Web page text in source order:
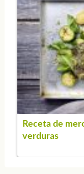
Receta de
verduras